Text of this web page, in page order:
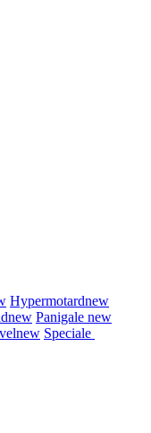
Hypermotardnew
new Panigale new
new Speciale